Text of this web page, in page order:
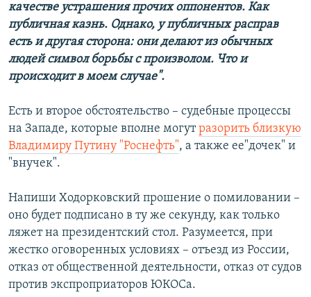
качестве устрашения прочих оппонентов. Как
публичная казнь. Однако, у публичных расправ
есть и другая сторона: они делают из обычных
людей символ борьбы с произволом. Что и
происходит в моем случае".
Есть и второе обстоятельство – судебные процессы
на Западе, которые вполне могутразорить близкую
Владимиру Путину "Роснефть", а также ее"дочек" и
"внучек".
Напиши Ходорковский прошение о помиловании –
оно будет подписано в ту же секунду, как только
ляжет на президентский стол. Разумеется, при
жестко оговоренных условиях – отъезд из России,
отказ от общественной деятельности, отказ от судов
против экспроприаторов ЮКОСа.